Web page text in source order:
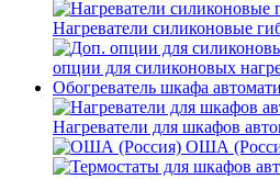
Нагреватели силиконовые
опции для силиконовых
Обогреватель шкафа
Нагреватели для шкафов
ОША